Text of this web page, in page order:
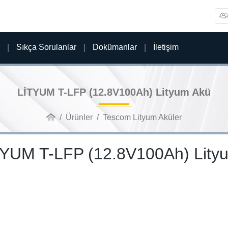
Sıkça Sorulanlar Dokümanlar İletişim
LİTYUM T-LFP (12.8V100Ah) Lityum Akü
Ürünler Tescom Lityum Aküler
T-LFP (12.8V100Ah)